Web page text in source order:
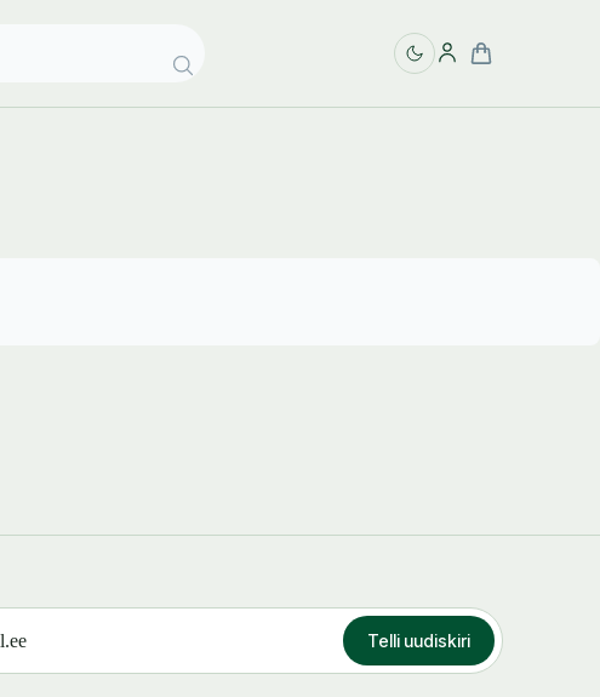
Telli uudiskiri